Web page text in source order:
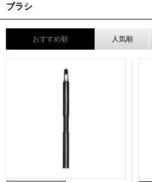
ブラシ
おすすめ順 人気順